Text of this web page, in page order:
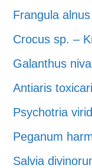
Frangula
Crocus sp. –
Galanthus
Antiaris
Psychotria
Peganum
Salvia